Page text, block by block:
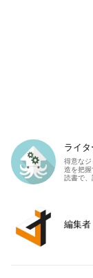
得意な
造を把
読書で、